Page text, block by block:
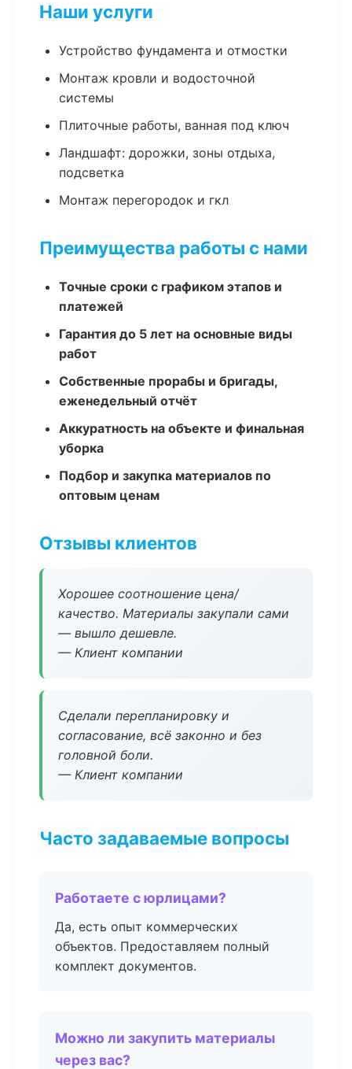
Наши услуги
Устройство фундамента и отмостки
Монтаж кровли и водосточной
системы
Плиточные работы, ванная под ключ
Ландшафт: дорожки, зоны отдыха,
подсветка
Монтаж перегородок и гкл
Преимущества работы с нами
Точные сроки с графиком этапов и
платежей
Гарантия до 5 лет на основные виды
работ
Собственные прорабы и бригады,
еженедельный отчёт
Аккуратность на объекте и финальная
уборка
Подбор и закупка материалов по
оптовым ценам
Отзывы клиентов
Хорошее соотношение цена/
качество. Материалы закупали сами
— вышло дешевле.
— Клиент компании
Сделали перепланировку и
согласование, всё законно и без
головной боли.
— Клиент компании
Часто задаваемые вопросы
Работаете с юрлицами?
Да, есть опыт коммерческих
объектов. Предоставляем полный
комплект документов.
Можно ли закупить материалы
через вас?